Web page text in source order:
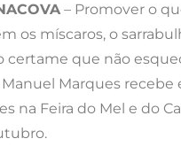
– Promover o
os míscaros, o
que não
Marques
na Feira do Mel e do